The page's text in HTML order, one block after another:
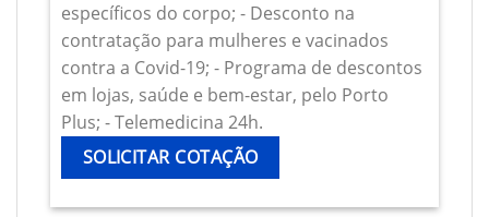
específicos do corpo; - Desconto na
contratação para mulheres e vacinados
contra a Covid-19; - Programa de descontos
em lojas, saúde e bem-estar, pelo Porto
Plus; - Telemedicina 24h.
SOLICITAR COTAÇÃO